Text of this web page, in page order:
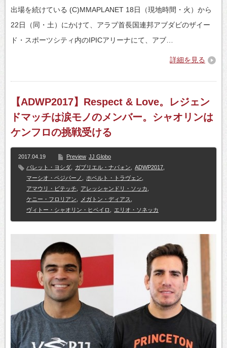
出場を続けている (C)MMAPLANET 18日（現地時間・火）から
22日（同・土）にかけて、アラブ首長国連邦アブダビのザイー
ド・スポーツシティ内のIPICアリーナにて、アブ…
詳細を見る
【ADWP2017】Respect & Love。レジェン
ドマッチは涙モノのメンバー。シャオリンは
ケンフロの挑戦受ける
2017.04.19 Preview JJ Globo
バレット・ヨシダ
ガブリエル・ナパォン ADWP2017
マーシオ・ペジパーノ
ホベルト・トラヴェン
アマウリ・ビテッチ
アレッシャンドリ・ソッカ
ケニー・フロリアン
メガトン・ディアス
ヴィトー・シャオリン・ヒベイロ
エリオ・ソネッカ